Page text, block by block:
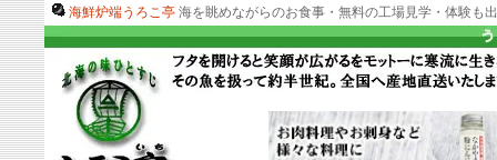
海鮮炉端うろこ亭 海を眺めながらのお食事・無料の工場見学・体験も